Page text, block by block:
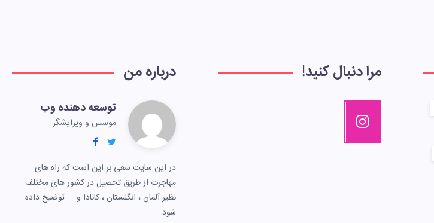
مرا دنبال کنید! درباره من
توسعه دهنده وب
موسس و ویرایشگر
در این سایت سعی بر این است که راه های
مهاجرت از طریق تحصیل در کشور های مختلف
نظیر آلمان ، انگلستان ، کانادا و ... توضیح داده
شود.